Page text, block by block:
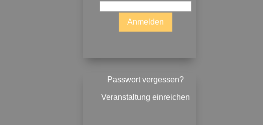
Passwort vergessen?
Veranstaltung einreichen